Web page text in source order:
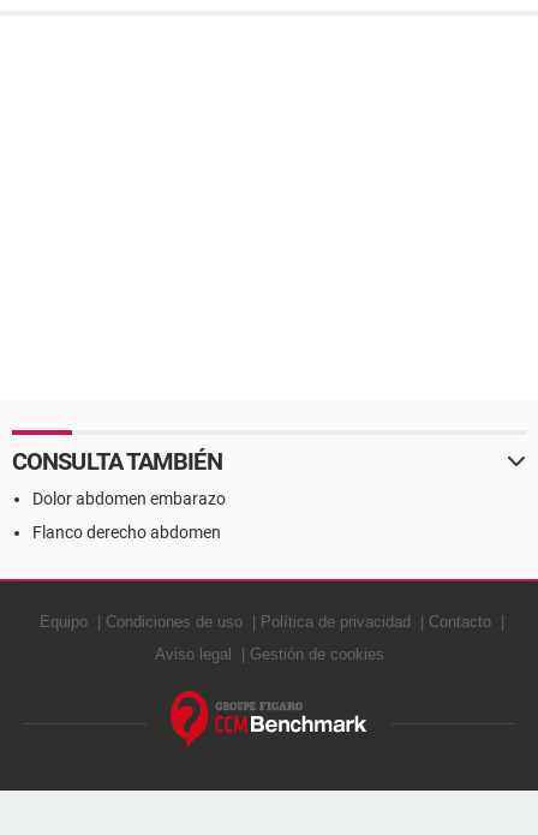
CONSULTA TAMBIÉN
Dolor abdomen embarazo
Flanco derecho abdomen
Equipo Condiciones de uso Política de privacidad
Contacto
Aviso legal
Gestión de cookies